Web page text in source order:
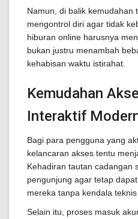
Namun, di balik kemudahan
mengontrol diri agar tidak
hiburan online harusnya
bukan justru menambah
kehabisan waktu istirahat.
Kemudahan
Interaktif
Bagi para pengguna yang
kelancaran akses tentu
Kehadiran tautan cadangan
pengunjung agar tetap
mereka tanpa kendala
Selain itu, proses masuk